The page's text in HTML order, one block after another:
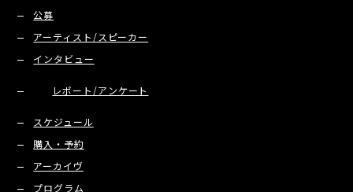
公募
アーティスト/スピーカー
インタビュー
レポート/アンケート
スケジュール
購入・予約
アーカイヴ
プログラム